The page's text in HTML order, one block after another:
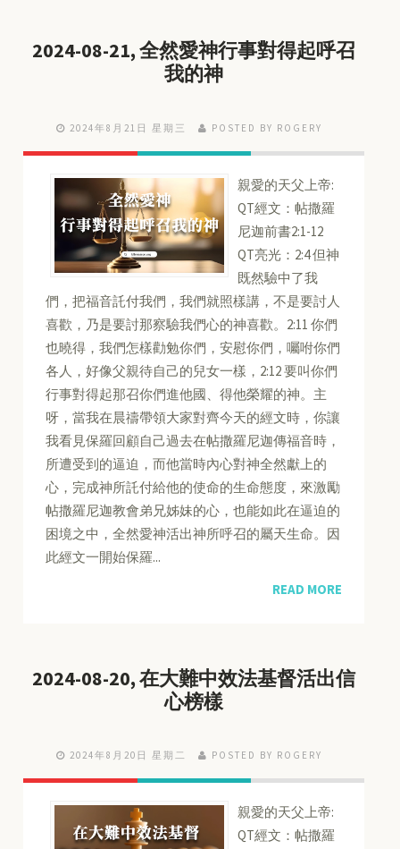
2024-08-21, 全然愛神行事對得起呼召
我的神
2024年8月21日 星期三 POSTED BY ROGERY
親愛的天父上帝:
QT經文：帖撒羅
尼迦前書2:1-12
QT亮光：2:4 但神
既然驗中了我
們，把福音託付我們，我們就照樣講，不是要討人
喜歡，乃是要討那察驗我們心的神喜歡。2:11 你們
也曉得，我們怎樣勸勉你們，安慰你們，囑咐你們
各人，好像父親待自己的兒女一樣，2:12 要叫你們
行事對得起那召你們進他國、得他榮耀的神。主
呀，當我在晨禱帶領大家對齊今天的經文時，你讓
我看見保羅回顧自己過去在帖撒羅尼迦傳福音時，
所遭受到的逼迫，而他當時內心對神全然獻上的
心，完成神所託付給他的使命的生命態度，來激勵
帖撒羅尼迦教會弟兄姊妹的心，也能如此在逼迫的
困境之中，全然愛神活出神所呼召的屬天生命。因
此經文一開始保羅...
READ MORE
2024-08-20, 在大難中效法基督活出信
心榜樣
2024年8月20日 星期二 POSTED BY ROGERY
親愛的天父上帝:
QT經文：帖撒羅